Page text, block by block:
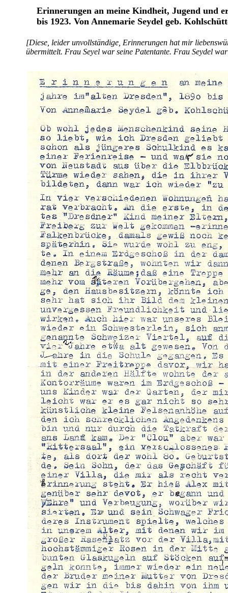
Erinnerungen an meine Kindheit, Jugend und
bis 1923. Von Annemarie Seydel geb.
[Diese, leider unvollständige, Erinnerungen hat mir
übermittelt. Frau Seyel war seine Patentante. Frau Seydel